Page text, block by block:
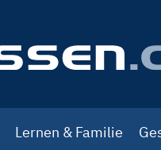
Lernen & Familie